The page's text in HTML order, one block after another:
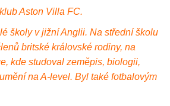
Aston Villa FC.
školy v jižní Anglii. Na střední školu
britské královské rodiny, na
kde studoval zeměpis, biologii,
na A-level. Byl také fotbalovým